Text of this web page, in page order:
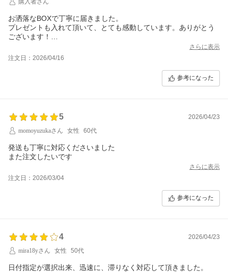
お洒落なBOXで丁寧に届きました。
プレゼントも入れて頂いて、とても感動しています。ありがとう
ございます！
素敵なギフトとして喜ばれそうなので、是非リピートしたいと思
います。
さらに表示
注文日：2026/04/16
参考になった
5
2026/04/23
momoyuzukaさん
女性 60代
発送も丁寧に対応くださいました
また注文したいです
さらに表示
注文日：2026/03/04
参考になった
4
2026/04/23
mira18yさん
女性 50代
日付指定が選択出来、迅速に、滞りなく対応して頂きました。